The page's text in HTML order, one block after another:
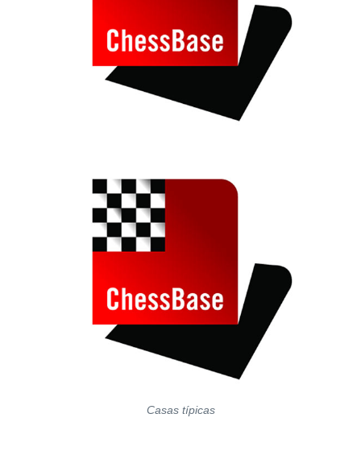
Casas típicas